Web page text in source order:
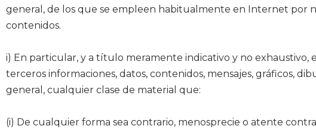
general, de los que se empleen habitualmente en Internet por
contenidos.
i) En particular, y a título meramente indicativo y no exhaustivo,
terceros informaciones, datos, contenidos, mensajes, gráficos,
general, cualquier clase de material que:
(i) De cualquier forma sea contrario, menosprecie o atente